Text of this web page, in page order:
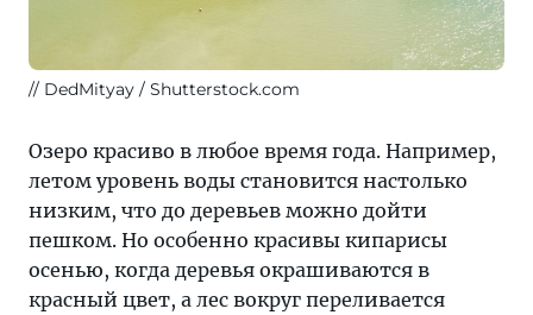
DedMityay / Shutterstock.com
Озеро красиво в любое время года. Например,
летом уровень воды становится настолько
низким, что до деревьев можно дойти
пешком. Но особенно красивы кипарисы
осенью, когда деревья окрашиваются в
красный цвет, а лес вокруг переливается